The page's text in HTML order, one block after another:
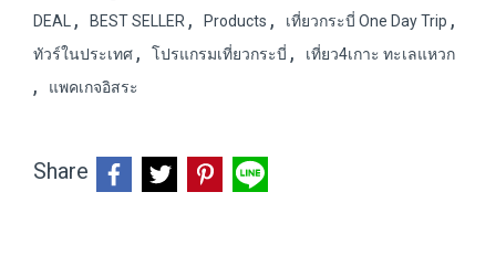
DEAL , BEST SELLER , Products , เที่ยวกระบี่ One Day Trip ,
ทัวร์ในประเทศ , โปรแกรมเที่ยวกระบี่ , เที่ยว4เกาะ ทะเลแหวก
, แพคเกจอิสระ
Share